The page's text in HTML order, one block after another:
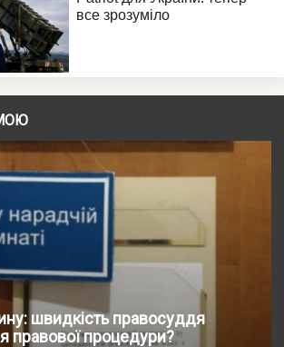
швидкість правосуддя
правової процедури?